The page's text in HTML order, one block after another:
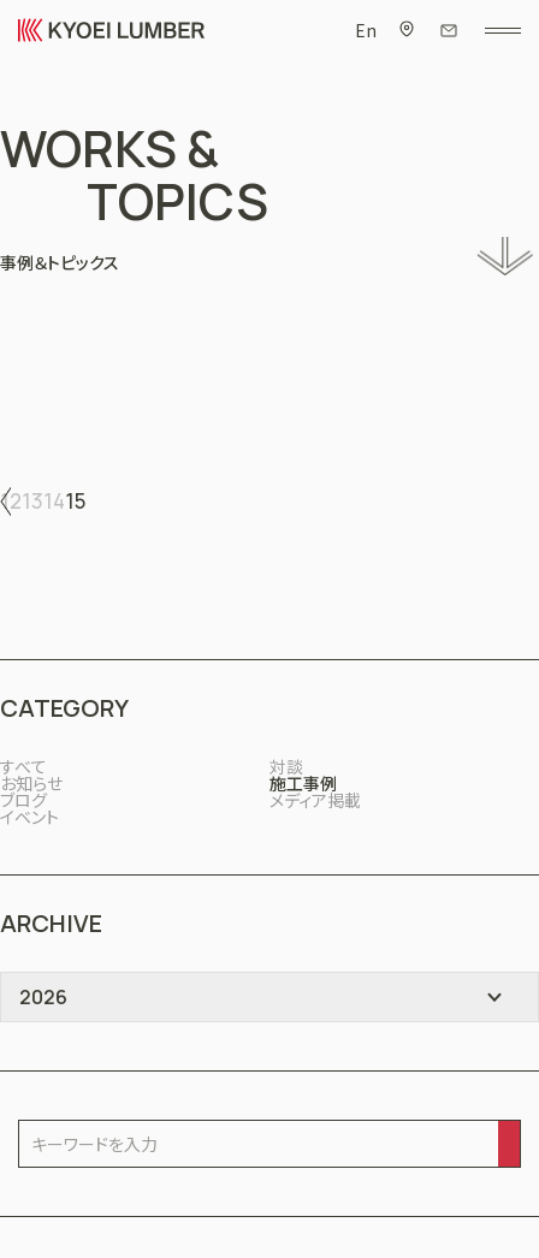
En
WORKS &
TOPICS
事例＆トピックス
12131415
CATEGORY
すべて 対談
お知らせ 施工事例
ブログ メディア掲載
イベント
ARCHIVE